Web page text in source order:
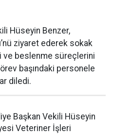
Hüseyin Benzer,
ziyaret ederek sokak
ve beslenme süreçlerini
başındaki personele
diledi.
Başkan Vekili Hüseyin
Veteriner İşleri